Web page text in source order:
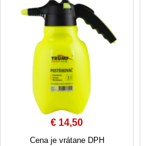
€ 14,50
Cena je vrátane DPH